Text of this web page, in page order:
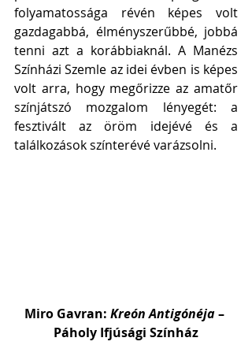
folyamatossága révén képes volt
gazdagabbá, élményszerűbbé, jobbá
tenni azt a korábbiaknál. A Manézs
Színházi Szemle az idei évben is képes
volt arra, hogy megőrizze az amatőr
színjátszó mozgalom lényegét: a
fesztivált az öröm idejévé és a
találkozások színterévé varázsolni.
Miro Gavran: Kreón Antigónéja –
Páholy Ifjúsági Színház